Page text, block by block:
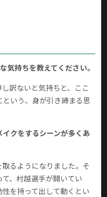
気持ちを教えてください。
訳ないと気持ちと、ここ
いう、身が引き締まる思
イクをするシーンが多くあ
るようになりました。そ
、村越選手が開いてい
を持って出して動くとい